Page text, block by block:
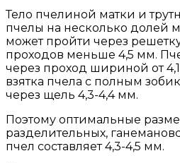
Тело пчелиной матки и
пчелы на несколько долей
может пройти через
проходов меньше 4,5 мм.
через проход шириной от
взятка пчела с полным
через щель 4,3-4,4 мм.
Поэтому оптимальные
разделительных,
пчел составляет 4,3-4,5 мм.